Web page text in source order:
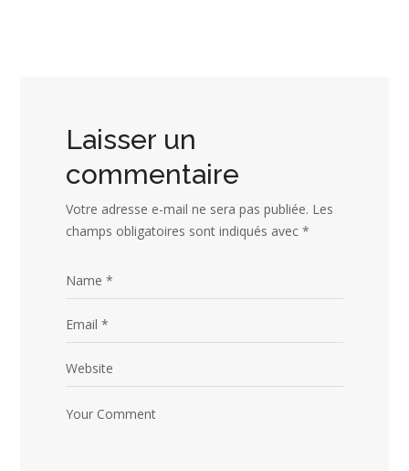
Laisser un
commentaire
Votre adresse e-mail ne sera pas publiée. Les
champs obligatoires sont indiqués avec*